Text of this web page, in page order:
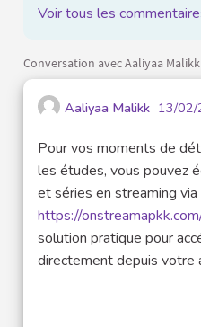
Voir tous les
Conversation avec Aaliyaa Malikk
Aaliyaa Malikk 13/02/
Pour vos moments de
les études, vous pouvez
et séries en streaming via
https://
solution pratique pour
directement depuis votre